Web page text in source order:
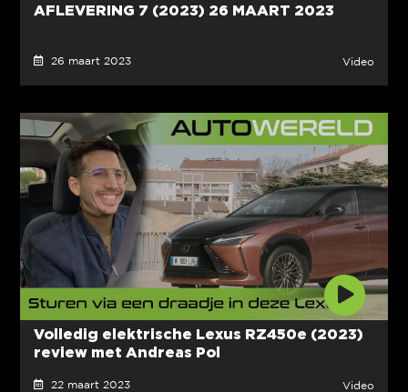
AFLEVERING 7 (2023) 26 MAART 2023
26 maart 2023 Video
Volledig elektrische Lexus RZ450e (2023)
review met Andreas Pol
22 maart 2023 Video